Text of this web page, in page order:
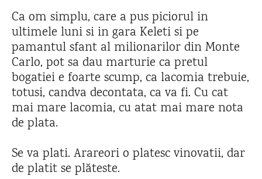
Ca om simplu, care a pus piciorul in
ultimele luni si in gara Keleti si pe
pamantul sfant al milionarilor din Monte
Carlo, pot sa dau marturie ca pretul
bogatiei e foarte scump, ca lacomia trebuie,
totusi, candva decontata, ca va fi. Cu cat
mai mare lacomia, cu atat mai mare nota
de plata.
Se va plati. Arareori o platesc vinovatii, dar
de platit se plăteste.